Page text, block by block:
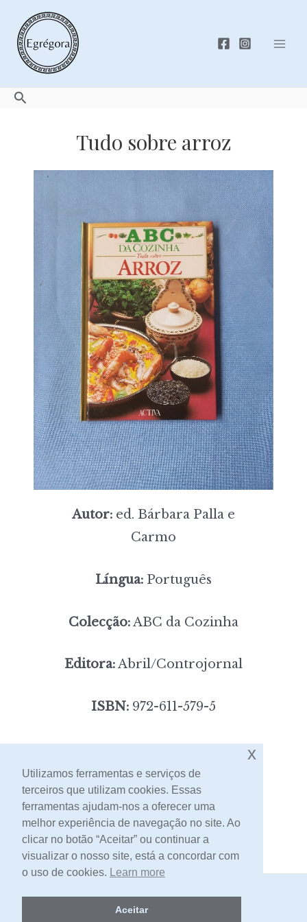
content
Search
Tudo sobre arroz
Autor: ed. Bárbara Palla e
Carmo
Língua: Português
Colecção:ABC da Cozinha
Editora:Abril/Controjornal
ISBN: 972-611-579-5
[portes incluídos]
Contacto
2026 -Livraria Egrégora
Utilizamos ferramentas e serviços de
terceiros que utilizam cookies. Essas
ferramentas ajudam-nos a oferecer uma
melhor experiência de navegação no site. Ao
clicar no botão “Aceitar” ou continuar a
visualizar o nosso site, está a concordar com
o uso de cookies. Learn more
Aceitar
x